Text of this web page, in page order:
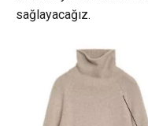
sağlayacağız.